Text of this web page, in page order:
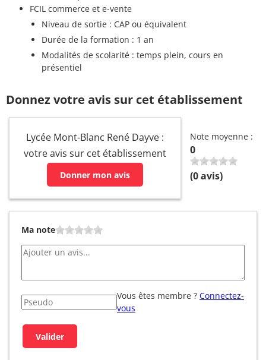
FCIL commerce et e-vente
Niveau de sortie : CAP ou équivalent
Durée de la formation : 1 an
Modalités de scolarité : temps plein, cours en
présentiel
Donnez votre avis sur cet établissement
Lycée Mont-Blanc René Dayve :
votre avis sur cet établissement
Donner mon avis
Note moyenne :
0
(0avis)
Ma note
Vous êtes membre ? Connectez-
vous